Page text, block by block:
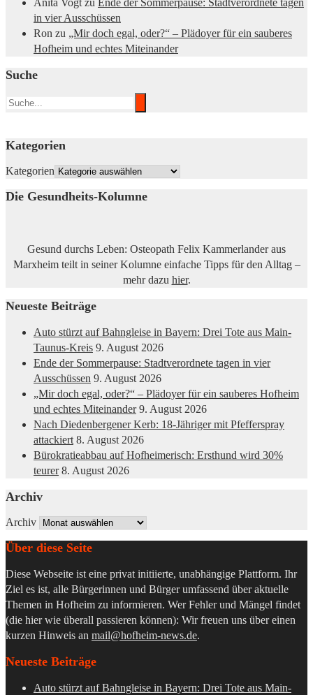
Anita Vogt zu Ende der Sommerpause: Stadtverordnete tagen
in vier Ausschüssen
Ron zu „Mir doch egal, oder?“ – Plädoyer für ein sauberes
Hofheim und echtes Miteinander
Suche
Kategorien
Kategorien
Die Gesundheits-Kolumne
Gesund durchs Leben: Osteopath Felix Kammerlander aus
Marxheim teilt in seiner Kolumne einfache Tipps für den Alltag –
mehr dazu hier.
Neueste Beiträge
Auto stürzt auf Bahngleise in Bayern: Drei Tote aus Main-
Taunus-Kreis 9. August 2026
Ende der Sommerpause: Stadtverordnete tagen in vier
Ausschüssen 9. August 2026
„Mir doch egal, oder?“ – Plädoyer für ein sauberes Hofheim
und echtes Miteinander 9. August 2026
Nach Diedenbergener Kerb: 18-Jähriger mit Pfefferspray
attackiert 8. August 2026
Bürokratieabbau auf Hofheimerisch: Ersthund wird 30%
teurer 8. August 2026
Archiv
Archiv
Über diese Seite
Diese Webseite ist eine privat initiierte, unabhängige Plattform. Ihr
Ziel es ist, alle Bürgerinnen und Bürger umfassend über aktuelle
Themen in Hofheim zu informieren. Wer Fehler und Mängel findet
(die hier wie überall passieren können): Wir freuen uns über einen
kurzen Hinweis an mail@hofheim-news.de.
Neueste Beiträge
Auto stürzt auf Bahngleise in Bayern: Drei Tote aus Main-